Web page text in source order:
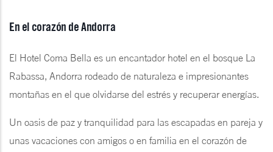
En el corazón de Andorra
El Hotel Coma Bella es un encantador hotel en el bosque La
Rabassa, Andorra rodeado de naturaleza e impresionantes
montañas en el que olvidarse del estrés y recuperar energías.
Un oasis de paz y tranquilidad para las escapadas en pareja y
unas vacaciones con amigos o en familia en el corazón de